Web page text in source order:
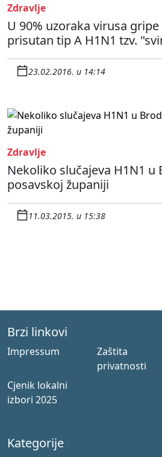
Zdravlje
U 90% uzoraka virusa
prisutan tip A H1N1 tzv.
23.02.2016. u 14:14
Zdravlje
Nekoliko slučajeva H1N1 u
posavskoj županiji
11.03.2015. u 15:38
Brzi linkovi
Impressum
Zaštita
privatnosti
Cjenik lokalni
izbori 2025
Kategorije